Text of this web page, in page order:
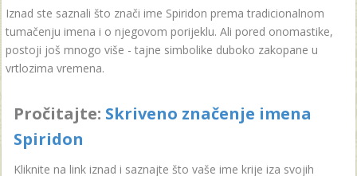
Iznad ste saznali što znači ime Spiridon prema tradicionalnom
tumačenju imena i o njegovom porijeklu. Ali pored onomastike,
postoji još mnogo više - tajne simbolike duboko zakopane u
vrtlozima vremena.
Pročitajte: Skriveno značenje imena
Spiridon
Kliknite na link iznad i saznajte što vaše ime krije iza svojih